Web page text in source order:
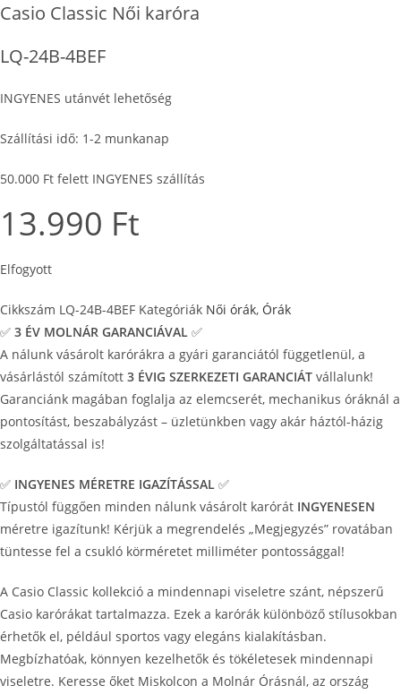
Casio Classic Női karóra
LQ-24B-4BEF
INGYENES utánvét lehetőség
Szállítási idő: 1-2 munkanap
50.000 Ft felett INGYENES szállítás
13.990 Ft
Elfogyott
Cikkszám LQ-24B-4BEF Kategóriák Női órák, Órák
✅ 3 ÉV MOLNÁR GARANCIÁVAL ✅
A nálunk vásárolt karórákra a gyári garanciától függetlenül, a
vásárlástól számított 3 ÉVIG SZERKEZETI GARANCIÁT vállalunk!
Garanciánk magában foglalja az elemcserét, mechanikus óráknál a
pontosítást, beszabályzást – üzletünkben vagy akár háztól-házig
szolgáltatással is!
✅ INGYENES MÉRETRE IGAZÍTÁSSAL ✅
Típustól függően minden nálunk vásárolt karórát INGYENESEN
méretre igazítunk! Kérjük a megrendelés „Megjegyzés” rovatában
tüntesse fel a csukló körméretet milliméter pontossággal!
A Casio Classic kollekció a mindennapi viseletre szánt, népszerű
Casio karórákat tartalmazza. Ezek a karórák különböző stílusokban
érhetők el, például sportos vagy elegáns kialakításban.
Megbízhatóak, könnyen kezelhetők és tökéletesek mindennapi
viseletre. Keresse őket Miskolcon a Molnár Órásnál, az ország